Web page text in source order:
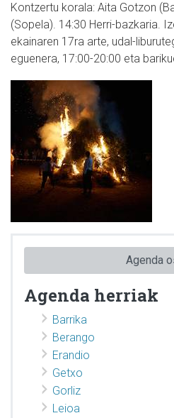
Kontzertu korala: Aita Gotzon
(Sopela). 14:30 Herri-bazkaria.
ekainaren 17ra arte, udal-
eguenera, 17:00-20:00 eta
Agenda
Agenda herriak
Barrika
Berango
Erandio
Getxo
Gorliz
Leioa